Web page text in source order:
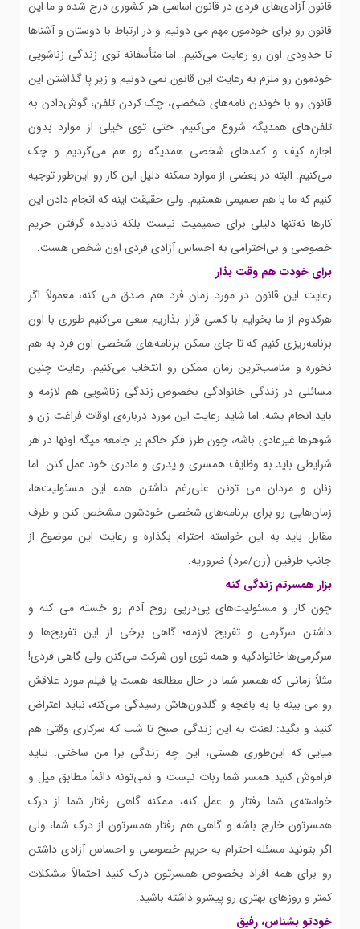
قانون آزادی‌های فردی در قانون اساسی هر کشوری درج شده و ما این
قانون رو برای خودمون مهم می دونیم و در ارتباط با دوستان و آشناها
تا حدودی اون رو رعایت می‌کنیم. اما متأسفانه توی زندگی زناشویی
خودمون رو ملزم به رعایت این قانون نمی دونیم و زیر پا گذاشتن این
قانون رو با خوندن نامه‌های شخصی، چک کردن تلفن، گوش‌دادن به
تلفن‌های همدیگه شروع می‌کنیم. حتی توی خیلی از موارد بدون
اجازه کیف و کمدهای شخصی همدیگه رو هم می‌گردیم و چک
می‌کنیم. البته در بعضی از موارد ممکنه دلیل این کار رو این‌طور توجیه
کنیم که ما با هم صمیمی هستیم. ولی حقیقت اینه که انجام دادن این
کارها نه‌تنها دلیلی برای صمیمیت نیست بلکه نادیده گرفتن حریم
خصوصی و بی‌احترامی به احساس آزادی فردی اون شخص هست.
برای خودت هم وقت بذار
رعایت این قانون در مورد زمان فرد هم صدق می کنه، معمولاً اگر
هرکدوم از ما بخوایم با کسی قرار بذاریم سعی می‌کنیم طوری با اون
برنامه‌ریزی کنیم که تا جای ممکن برنامه‌های شخصی اون فرد به هم
نخوره و مناسب‌ترین زمان ممکن رو انتخاب می‌کنیم. رعایت چنین
مسائلی در زندگی خانوادگی بخصوص زندگی زناشویی هم لازمه و
باید انجام بشه. اما شاید رعایت این مورد درباره‌ی اوقات فراغت زن و
شوهرها غیرعادی باشه، چون طرز فکر حاکم بر جامعه میگه اونها در هر
شرایطی باید به وظایف همسری و پدری و مادری خود عمل کنن. اما
زنان و مردان می تونن علی‌رغم داشتن همه این مسئولیت‌ها،
زمان‌هایی رو برای برنامه‌های شخصی خودشون مشخص کنن و طرف
مقابل باید به این خواسته احترام بگذاره و رعایت این موضوع از
جانب طرفین (زن/مرد) ضروریه.
بزار همسرتم زندگی کنه
چون کار و مسئولیت‌های پی‌درپی روح آدم رو خسته می کنه و
داشتن سرگرمی و تفریح لازمه؛ گاهی برخی از این تفریح‌ها و
سرگرمی‌ها خانوادگیه و همه توی اون شرکت می‌کنن ولی گاهی فردی!
مثلاً زمانی که همسر شما در حال مطالعه هست یا فیلم مورد علاقش
رو می بینه یا به باغچه و گلدون‌هاش رسیدگی می‌کنه، نباید اعتراض
کنید و بگید: لعنت به این زندگی صبح تا شب که سرکاری وقتی هم
میایی که این‌طوری هستی، این چه زندگی برا من ساختی. نباید
فراموش کنید همسر شما ربات نیست و نمی‌تونه دائماً مطابق میل و
خواسته‌ی شما رفتار و عمل کنه، ممکنه گاهی رفتار شما از درک
همسرتون خارج باشه و گاهی هم رفتار همسرتون از درک شما، ولی
اگر بتونید مسئله احترام به حریم خصوصی و احساس آزادی داشتن
رو برای همه افراد بخصوص همسرتون درک کنید احتمالاً مشکلات
کمتر و روزهای بهتری رو پیشرو داشته باشید.
خودتو بشناس، رفیق